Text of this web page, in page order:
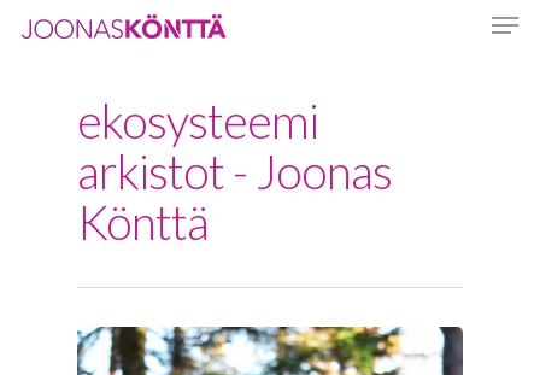
Hit enter to search or ESC to close
ekosysteemi
arkistot - Joonas
Könttä